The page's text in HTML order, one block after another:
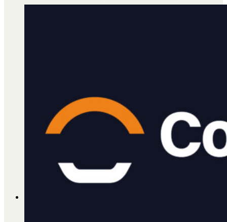
Cátedra Bailable 2018